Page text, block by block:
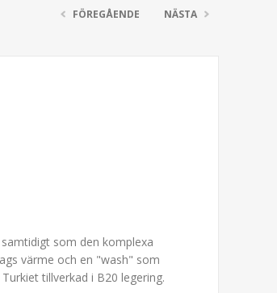
FÖREGÅENDE NÄSTA
som den komplexa
värme och en "wash" som
tillverkad i B20 legering.